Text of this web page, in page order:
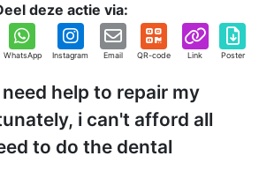
deze actie via:
WhatsApp Instagram Email QR-code Link Poster
need help to repair my
i can't afford all
to do the dental